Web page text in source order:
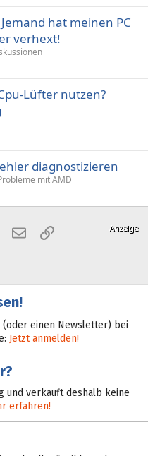
hat meinen PC
verhext!
Lüfter nutzen?
diagnostizieren
mit AMD
E-MailLink
(oder einen Newsletter) bei
Jetzt anmelden!
und verkauft deshalb keine
erfahren!